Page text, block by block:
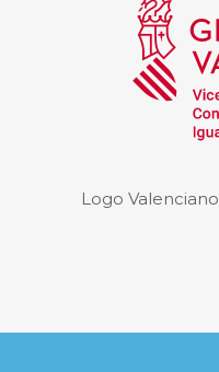
Logo Valenciano